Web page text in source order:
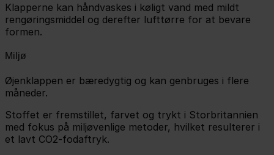
Klapperne kan håndvaskes i køligt vand med mildt
rengøringsmiddel og derefter lufttørre for at bevare
formen.
Miljø
Øjenklappen er bæredygtig og kan genbruges i flere
måneder.
Stoffet er fremstillet, farvet og trykt i Storbritannien
med fokus på miljøvenlige metoder, hvilket resulterer i
et lavt CO2-fodaftryk.